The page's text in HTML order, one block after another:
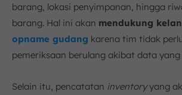
barang, lokasi penyimpanan, hingga
barang. Hal ini akan mendukung
opname gudang karena tim tidak
pemeriksaan berulang akibat data
Selain itu, pencatatan inventoryyang